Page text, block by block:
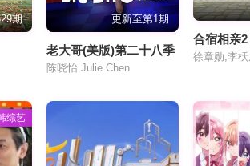
期 更新至第1期
老大哥(美版)第二十八季
陈晓怡 Julie Chen
合宿相亲2
徐章勋,李
综艺